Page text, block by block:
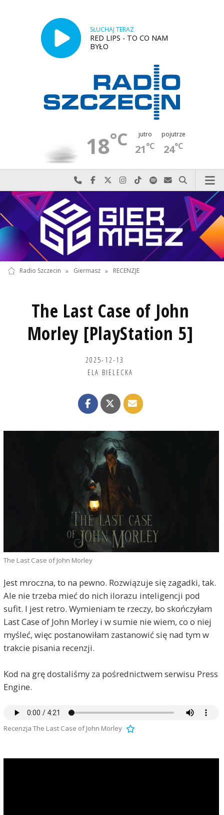
SŁUCHAJ TERAZ
RED LIPS - TO CO NAM
BYŁO
18°C jutro
21°C
pojutrze
24°C
Najlepiej po prostu do nas zadzwoń
Odwiedź nas na Facebook-u
Odwiedź nas na X
Odwiedź nas na Instagram-ie
Odwiedź nas na TikTok-u
Szukaj nas na Spotify
Wyślij do nas
Szukaj
Radio Szczecin » Giermasz » RECENZJE
The Last Case of John
Morley [PlayStation 5]
2025-12-13
ELA BIELECKA
The Last Case of John Morley
Jest mroczna, to na pewno. Rozwiązuje się zagadki, tak.
Ale nie trzeba mieć do nich ilorazu inteligencji pod
sufit. I jest retro. Wymieniam te rzeczy, bo skończyłam
Last Case of John Morley i w sumie nie wiem, co o niej
myśleć, więc postanowiłam zastanowić się nad tym w
trakcie pisania recenzji.
Kod na grę dostaliśmy za pośrednictwem serwisu Press
Engine.
Recenzja The Last Case of John Morley